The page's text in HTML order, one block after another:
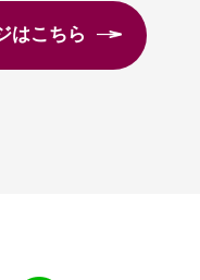
はこちら